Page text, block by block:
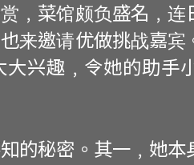
﹐菜馆颇负盛名﹐连
来邀请优做挑战嘉宾
大兴趣﹐令她的助手
的秘密。其一﹐她本